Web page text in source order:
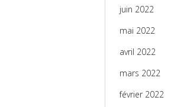
juin 2022
mai 2022
avril 2022
mars 2022
février 2022